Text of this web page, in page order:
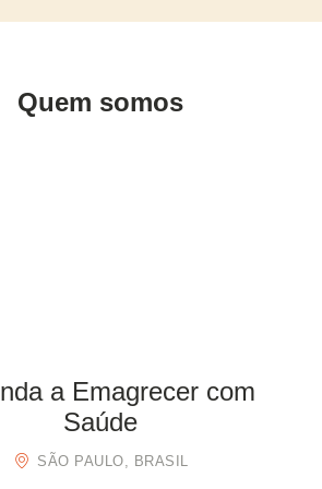
Quem somos
a Emagrecer com
Saúde
SÃO PAULO, BRASIL